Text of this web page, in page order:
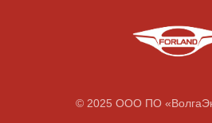
© 2025 ООО ПО